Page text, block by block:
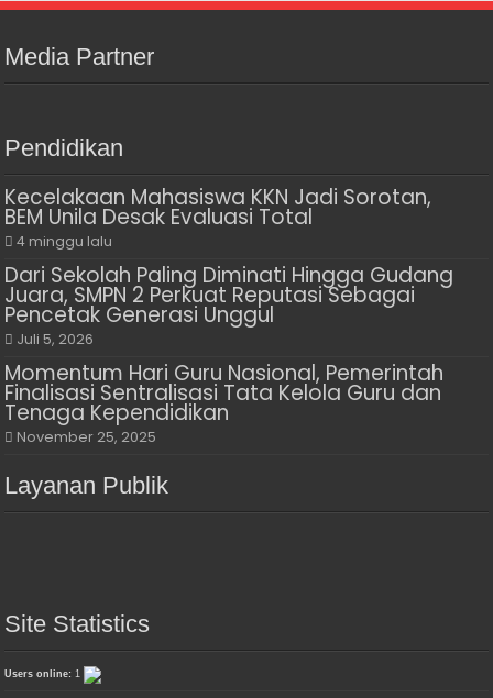
Media Partner
Pendidikan
Kecelakaan Mahasiswa KKN Jadi Sorotan,
BEM Unila Desak Evaluasi Total
4 minggu lalu
Dari Sekolah Paling Diminati Hingga Gudang
Juara, SMPN 2 Perkuat Reputasi Sebagai
Pencetak Generasi Unggul
Juli 5, 2026
Momentum Hari Guru Nasional, Pemerintah
Finalisasi Sentralisasi Tata Kelola Guru dan
Tenaga Kependidikan
November 25, 2025
Layanan Publik
Site Statistics
Users online:1